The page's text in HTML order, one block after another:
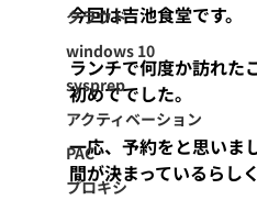
クラウド
windows 10
sysprep
アクティベーション
PAC
プロキシ
今回は吉池食堂です。
ランチで何度か訪れた
初めてでした。
一応、予約をと思いま
間が決まっているらしく